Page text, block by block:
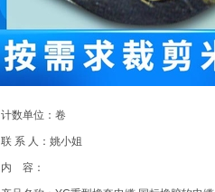
计数单位：卷
联 系 人：姚小姐
内 容：